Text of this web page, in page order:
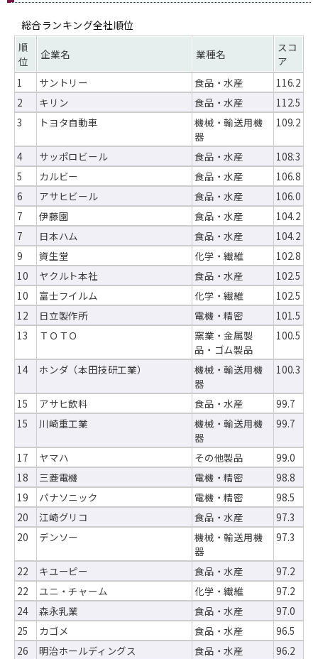
総合ランキング全社順位
順
位
企業名 業種名
スコ
ア
1
サントリー 食品・水産
116.2
2
キリン 食品・水産
112.5
3
トヨタ自動車
機械・輸送用機
器
109.2
4 サッポロビール 食品・水産
108.3
5
カルビー 食品・水産
106.8
6
アサヒビール 食品・水産
106.0
7
伊藤園 食品・水産
104.2
7
日本ハム 食品・水産
104.2
9
資生堂 化学・繊維
102.8
10
ヤクルト本社 食品・水産
102.5
10
富士フイルム 化学・繊維
102.5
12
日立製作所 電機・精密
101.5
13
ＴＯＴＯ
窯業・金属製
品・ゴム製品
100.5
14 ホンダ（本田技研工業）
機械・輸送用機
器
100.3
15 アサヒ飲料 食品・水産
99.7
15
川崎重工業
機械・輸送用機
器
99.7
17 ヤマハ その他製品
99.0
18
三菱電機 電機・精密
98.8
19
パナソニック 電機・精密
98.5
20
江崎グリコ 食品・水産
97.3
20
デンソー
機械・輸送用機
器
97.3
22 キユーピー 食品・水産
97.2
22
ユニ・チャーム 化学・繊維
97.2
24
森永乳業 食品・水産
97.0
25
カゴメ 食品・水産
96.5
26
明治ホールディングス 食品・水産
96.2